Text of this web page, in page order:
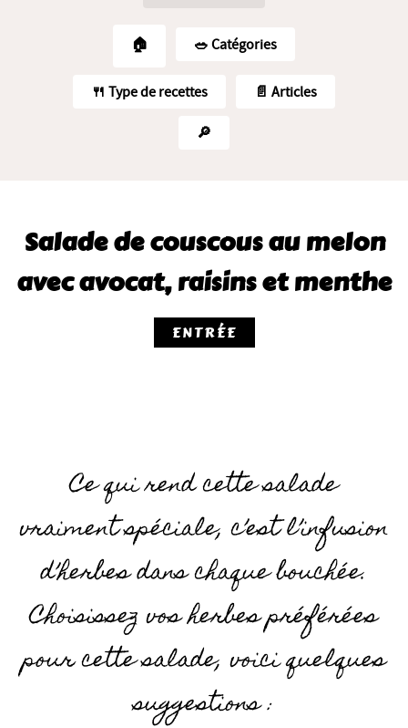
🏠 🥗️ Catégories
🍴 Type de recettes 📄 Articles
🔎
Salade de couscous au melon
avec avocat, raisins et menthe
ENTRÉE
Ce qui rend cette salade
vraiment spéciale, c’est l’infusion
d’herbes dans chaque bouchée.
Choisissez vos herbes préférées
pour cette salade, voici quelques
suggestions :